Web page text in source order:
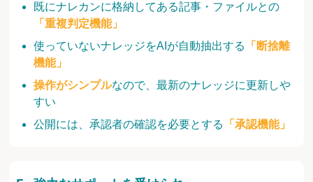
既にナレカンに格納してある記事・ファイルとの
「重複判定機能」
使っていないナレッジをAIが自動抽出する
「断捨離
機能」
操作がシンプルなので、最新のナレッジに更新しや
すい
公開には、承認者の確認を必要とする
「承認機能」